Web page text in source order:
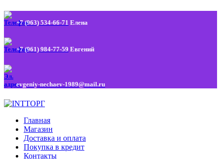
+7 (963) 534-66-71 Елена
+7 (961) 984-77-59 Евгений
evgeniy-nechaev-1989@mail.ru
Главная
Магазин
Доставка и оплата
Покупка в кредит
Контакты